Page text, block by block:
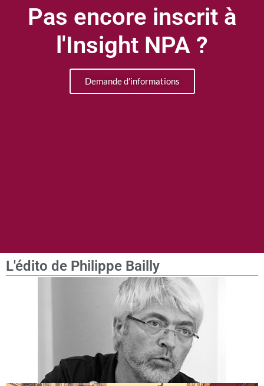
Pas encore inscrit à
l'Insight NPA ?
Demande d'informations
L'édito de Philippe Bailly